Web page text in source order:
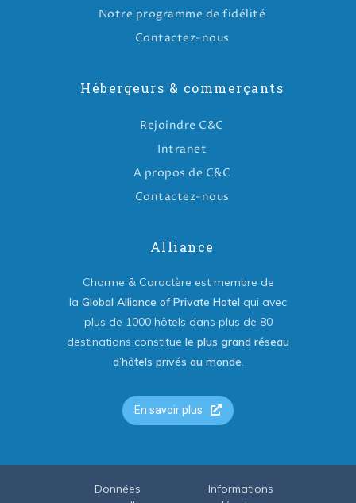
Notre programme de fidélité
Contactez-nous
Hébergeurs & commerçants
Rejoindre C&C
Intranet
A propos de C&C
Contactez-nous
Alliance
Charme & Caractère est membre de
la Global Alliance of Private Hotel qui avec
plus de 1000 hôtels dans plus de 80
destinations constitue le plus grand réseau
d’hôtels privés au monde.
En savoir plus
Données
Informations